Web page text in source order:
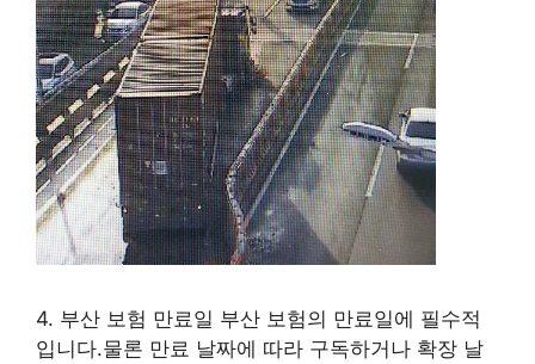
4. 부산 보험 만료일 부산 보험의 만료일에 필수적
입니다.물론 만료 날짜에 따라 구독하거나 확장 날